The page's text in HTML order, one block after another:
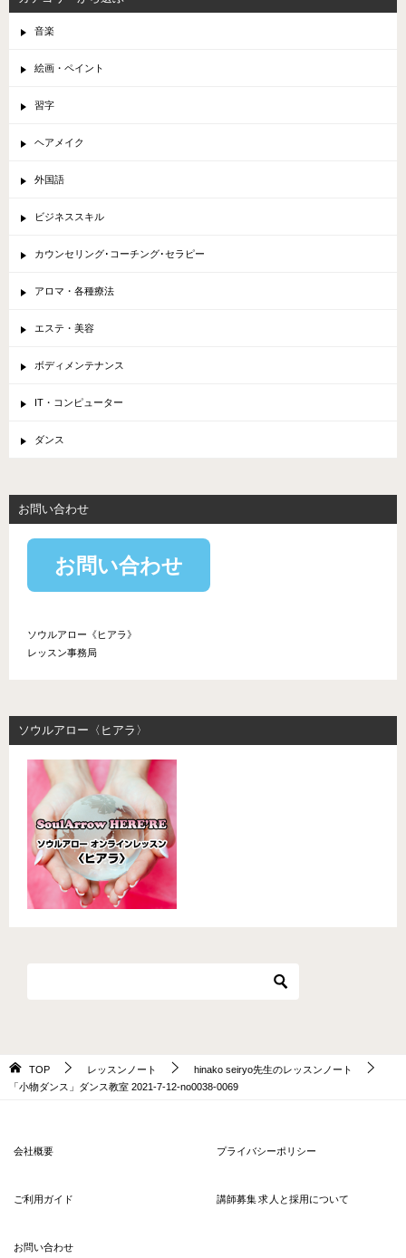
音楽
絵画・ペイント
習字
ヘアメイク
外国語
ビジネススキル
カウンセリング･コーチング･セラピー
アロマ・各種療法
エステ・美容
ボディメンテナンス
IT・コンピューター
ダンス
お問い合わせ
お問い合わせ
ソウルアロー《ヒアラ》
レッスン事務局
ソウルアロー〈ヒアラ〉
TOP レッスンノート
hinako seiryo先生のレッスンノート
「小物ダンス」ダンス教室 2021-7-12-no0038-0069
会社概要 プライバシーポリシー
ご利用ガイド 講師募集 求人と採用について
お問い合わせ